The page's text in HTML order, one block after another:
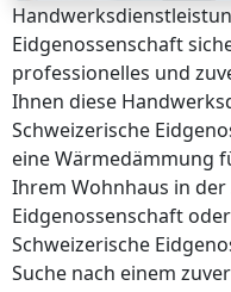
Eidgenossenschaft
professionelles und
Ihnen diese
Schweizerische
eine Wärmedämmung
Ihrem Wohnhaus in der
Eidgenossenschaft
Schweizerische
Suche nach einem